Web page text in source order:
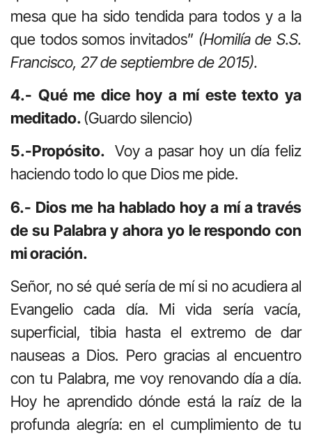
mesa que ha sido tendida para todos y a la
que todos somos invitados” (Homilía de S.S.
Francisco, 27 de septiembre de 2015).
4.- Qué me dice hoy a mí este texto ya
meditado.(Guardo silencio)
5.-Propósito. Voy a pasar hoy un día feliz
haciendo todo lo que Dios me pide.
6.- Dios me ha hablado hoy a mí a través
de su Palabra y ahora yo le respondo con
mi oración.
Señor, no sé qué sería de mí si no acudiera al
Evangelio cada día. Mi vida sería vacía,
superficial, tibia hasta el extremo de dar
nauseas a Dios. Pero gracias al encuentro
con tu Palabra, me voy renovando día a día.
Hoy he aprendido dónde está la raíz de la
profunda alegría: en el cumplimiento de tu